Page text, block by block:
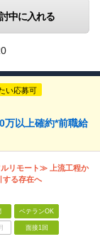
中に入れる
い応募可
万以上確約*前職給
リモート≫ 上流工程か
する存在へ
ベテランOK
面接1回